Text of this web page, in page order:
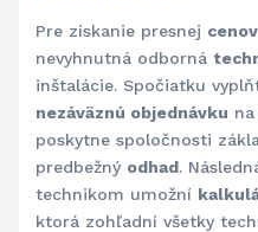
Pre získanie presnej
nevyhnutná odborná
inštalácie. Spočiatku
nezáväznú objednávku
poskytne spoločnosti
predbežný odhad.
technikom umožní
ktorá zohľadní všetky